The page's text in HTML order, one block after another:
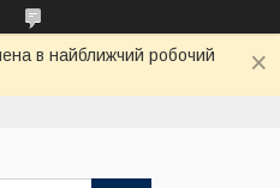
в найближчий робочий